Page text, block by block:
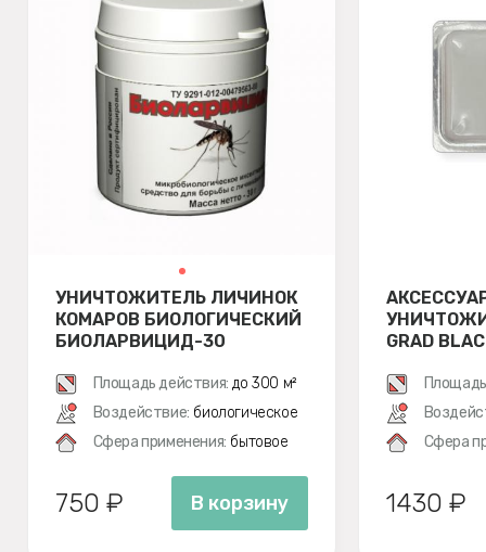
УНИЧТОЖИТЕЛЬ ЛИЧИНОК
КОМАРОВ БИОЛОГИЧЕСКИЙ
БИОЛАРВИЦИД-30
Площадь действия: до 300 м²
Воздействие: биологическое
Сфера применения: бытовое
750 ₽ В корзину
GRAD
G-
Сфера
1430 ₽